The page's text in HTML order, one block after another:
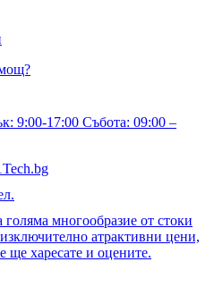
9:00-17:00 Събота: 09:00 –
голяма многообразие от стоки
атрактивни цени,
ще харесате и оцените.